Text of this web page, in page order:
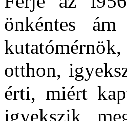
önkéntes
otthon,
érti, miért
igyekszik